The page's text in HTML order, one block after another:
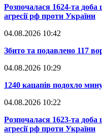
​Розпочалася 1624-та
агресії рф проти України
04.08.2026 10:42
​Збито та подавлено 117
04.08.2026 10:29
​1240 кацапів подохло
04.08.2026 10:22
​Розпочалася 1623-та
агресії рф проти України